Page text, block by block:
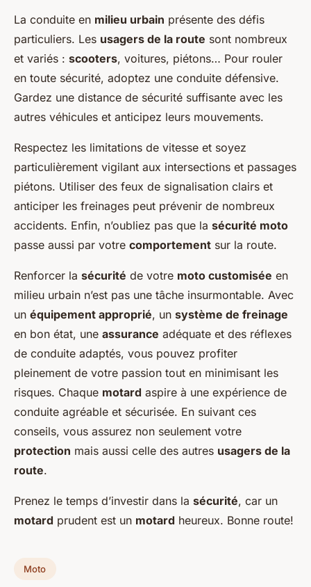
La conduite en milieu urbain présente des défis
particuliers. Les usagers de la route sont nombreux
et variés : scooters, voitures, piétons… Pour rouler
en toute sécurité, adoptez une conduite défensive.
Gardez une distance de sécurité suffisante avec les
autres véhicules et anticipez leurs mouvements.
Respectez les limitations de vitesse et soyez
particulièrement vigilant aux intersections et passages
piétons. Utiliser des feux de signalisation clairs et
anticiper les freinages peut prévenir de nombreux
accidents. Enfin, n’oubliez pas que la sécurité moto
passe aussi par votre comportement sur la route.
Renforcer la sécurité de votre moto customisée en
milieu urbain n’est pas une tâche insurmontable. Avec
un équipement approprié, un système de freinage
en bon état, une assurance adéquate et des réflexes
de conduite adaptés, vous pouvez profiter
pleinement de votre passion tout en minimisant les
risques. Chaque motard aspire à une expérience de
conduite agréable et sécurisée. En suivant ces
conseils, vous assurez non seulement votre
protection mais aussi celle des autres usagers de la
route.
Prenez le temps d’investir dans la sécurité, car un
motard prudent est un motard heureux. Bonne route!
Moto